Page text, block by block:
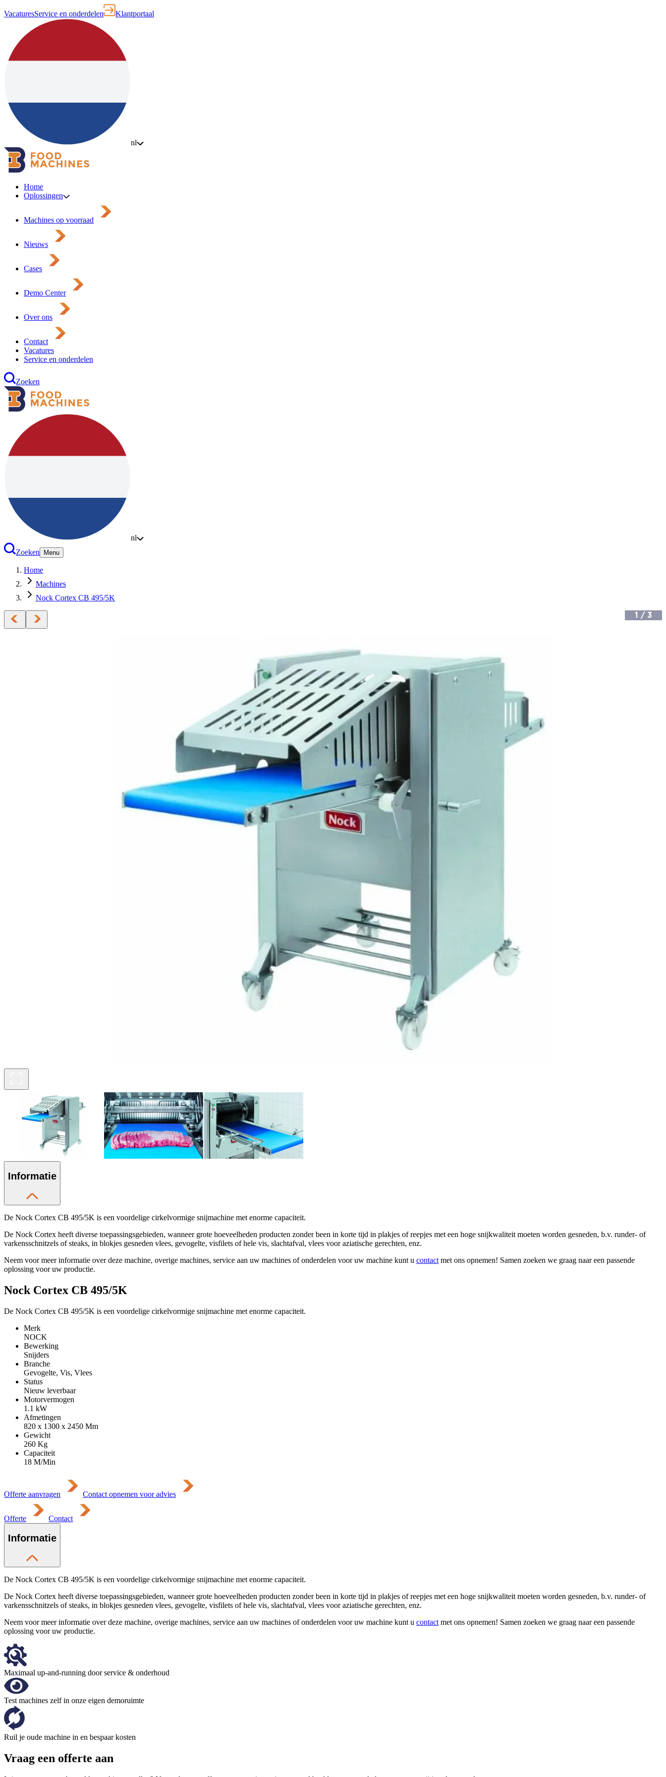
VacaturesService en onderdelen Klantportaal
nl
Home
Oplossingen
Machines op voorraad
Nieuws
Cases
Demo Center
Over ons
Contact
Vacatures
Service en onderdelen
Zoeken
nl
Zoeken
Menu
Home
Machines
Nock Cortex CB 495/5K
1 / 3
Informatie
De Nock Cortex CB 495/5K is een voordelige cirkelvormige snijmachine met enorme capaciteit.
De Nock Cortex heeft diverse toepassingsgebieden, wanneer grote hoeveelheden producten zonder been in korte tijd in plakjes of reepjes met een hoge snijkwaliteit moeten worden gesneden, b.v. runder- of
varkensschnitzels of steaks, in blokjes gesneden vlees, gevogelte, visfilets of hele vis, slachtafval, vlees voor aziatische gerechten, enz.
Neem voor meer informatie over deze machine, overige machines, service aan uw machines of onderdelen voor uw machine kunt u contact met ons opnemen! Samen zoeken we graag naar een passende
oplossing voor uw productie.
Nock Cortex CB 495/5K
De Nock Cortex CB 495/5K is een voordelige cirkelvormige snijmachine met enorme capaciteit.
Merk
NOCK
Bewerking
Snijders
Branche
Gevogelte, Vis, Vlees
Status
Nieuw leverbaar
Motorvermogen
1.1 kW
Afmetingen
820 x 1300 x 2450 Mm
Gewicht
260 Kg
Capaciteit
18 M/Min
Offerte aanvragen Contact opnemen voor advies
Offerte Contact
Informatie
De Nock Cortex CB 495/5K is een voordelige cirkelvormige snijmachine met enorme capaciteit.
De Nock Cortex heeft diverse toepassingsgebieden, wanneer grote hoeveelheden producten zonder been in korte tijd in plakjes of reepjes met een hoge snijkwaliteit moeten worden gesneden, b.v. runder- of
varkensschnitzels of steaks, in blokjes gesneden vlees, gevogelte, visfilets of hele vis, slachtafval, vlees voor aziatische gerechten, enz.
Neem voor meer informatie over deze machine, overige machines, service aan uw machines of onderdelen voor uw machine kunt u contact met ons opnemen! Samen zoeken we graag naar een passende
oplossing voor uw productie.
Maximaal up-and-running door service & onderhoud
Test machines zelf in onze eigen demoruimte
Ruil je oude machine in en bespaar kosten
Vraag een offerte aan